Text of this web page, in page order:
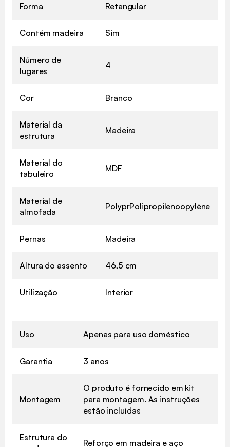
Forma Retangular
Contém madeira Sim
Número de
lugares
4
Cor Branco
Material da
estrutura
Madeira
Material do
tabuleiro
MDF
Material de
almofada
PolyprPolipropilenoopylène
Pernas Madeira
Altura do assento 46,5 cm
Utilização Interior
Uso Apenas para uso doméstico
Garantia 3 anos
Montagem
O produto é fornecido em kit
para montagem. As instruções
estão incluídas
Estrutura do
Reforço em madeira e aço